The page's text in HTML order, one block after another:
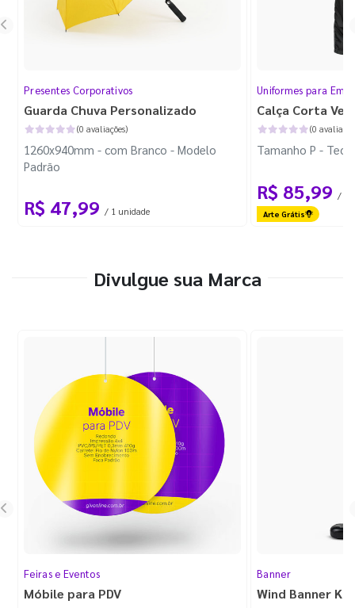
Presentes Corporativos
Guarda Chuva Personalizado
(0 avaliações)
1260x940mm - com Branco - Modelo
Padrão
R$ 47,99 / 1 unidade
Uniformes para
Calça Corta
(0
Tamanho P -
R$ 85,99 / 1
Arte Grátis
Divulgue sua Marca
Feiras e Eventos
Móbile para PDV
Banner
Wind Banner